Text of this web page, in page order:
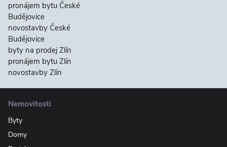
pronájem bytu České
Budějovice
novostavby České
Budějovice
byty na prodej Zlín
pronájem bytu Zlín
novostavby Zlín
Nemovitosti
Byty
Domy